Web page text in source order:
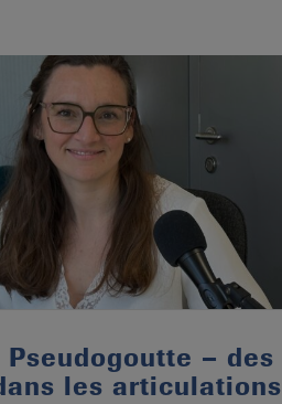
– des
les articulations